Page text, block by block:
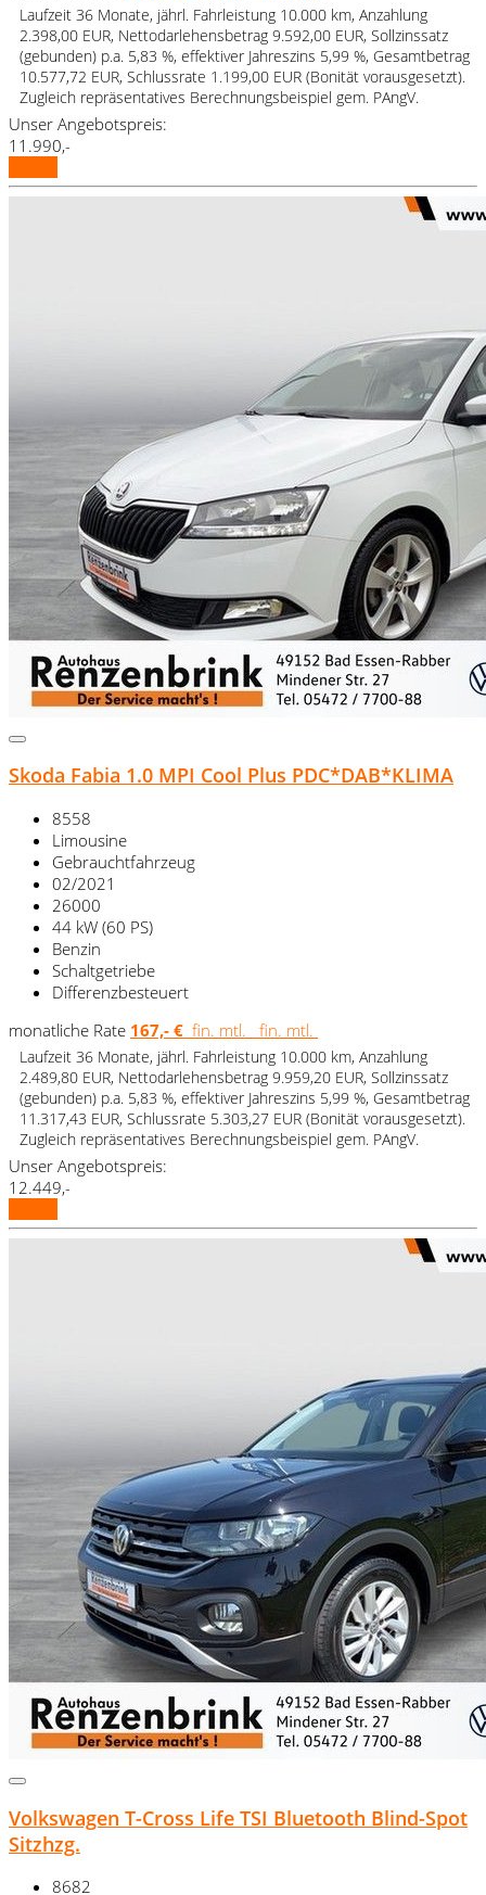
Laufzeit 36 Monate, jährl. Fahrleistung 10.000 km, Anzahlung
2.398,00 EUR, Nettodarlehensbetrag 9.592,00 EUR, Sollzinssatz
(gebunden) p.a. 5,83 %, effektiver Jahreszins 5,99 %, Gesamtbetrag
10.577,72 EUR, Schlussrate 1.199,00 EUR (Bonität vorausgesetzt).
Zugleich repräsentatives Berechnungsbeispiel gem. PAngV.
Unser Angebotspreis:
11.990,-
Skoda Fabia 1.0 MPI Cool Plus PDC*DAB*KLIMA
8558
Limousine
Gebrauchtfahrzeug
02/2021
26000
44 kW (60 PS)
Benzin
Schaltgetriebe
Differenzbesteuert
monatliche Rate 167,- € fin. mtl. fin. mtl.
Laufzeit 36 Monate, jährl. Fahrleistung 10.000 km, Anzahlung
2.489,80 EUR, Nettodarlehensbetrag 9.959,20 EUR, Sollzinssatz
(gebunden) p.a. 5,83 %, effektiver Jahreszins 5,99 %, Gesamtbetrag
11.317,43 EUR, Schlussrate 5.303,27 EUR (Bonität vorausgesetzt).
Zugleich repräsentatives Berechnungsbeispiel gem. PAngV.
Unser Angebotspreis:
12.449,-
Volkswagen T-Cross Life TSI Bluetooth Blind-Spot
Sitzhzg.
8682